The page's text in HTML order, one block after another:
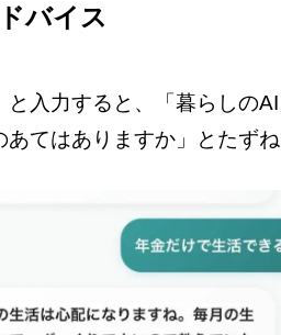
バイス
と入力すると、「暮らしの
てはありますか」とたずね